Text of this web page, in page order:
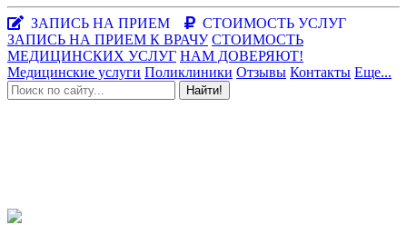
ЗАПИСЬ НА ПРИЕМ
СТОИМОСТЬ УСЛУГ
ЗАПИСЬ НА ПРИЕМ К ВРАЧУ СТОИМОСТЬ
МЕДИЦИНСКИХ УСЛУГ НАМ ДОВЕРЯЮТ!
Медицинские услуги Поликлиники Отзывы Контакты Еще...
Найти!